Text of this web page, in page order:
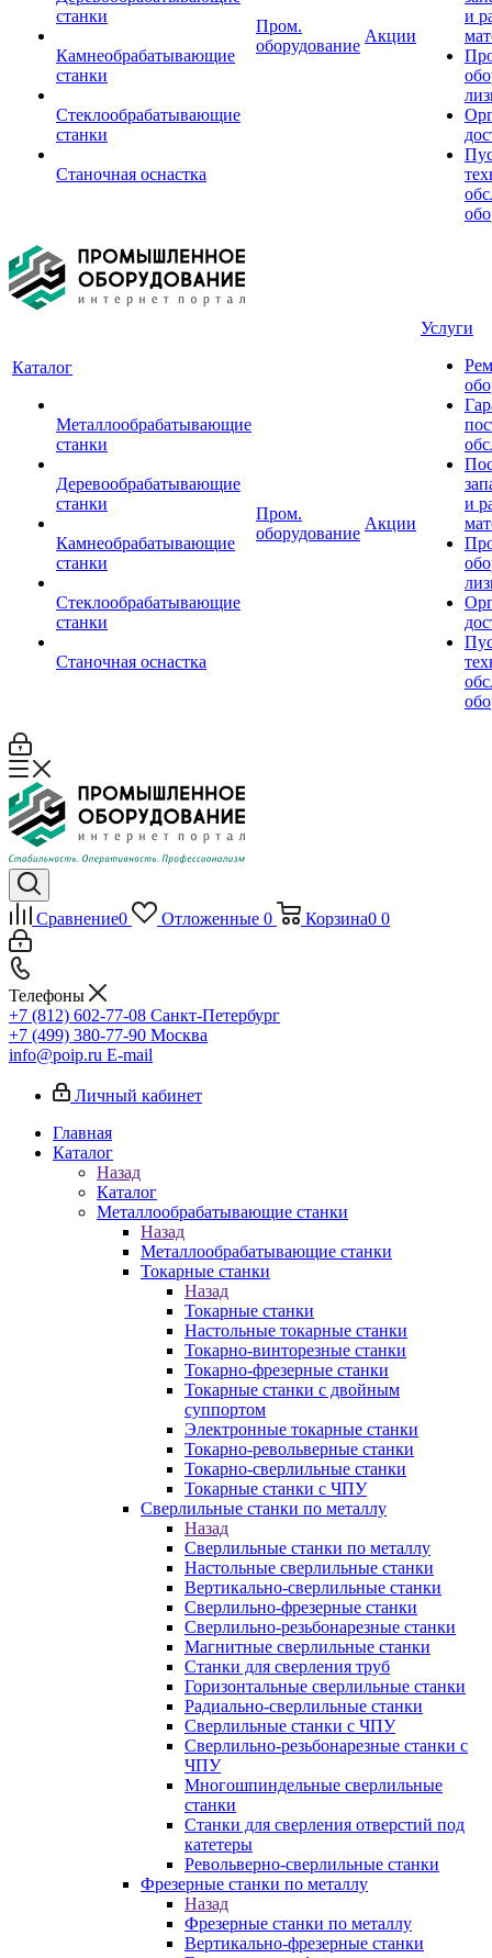
станки
Камнеобрабатывающие
станки
Стеклообрабатывающие
станки
Станочная оснастка
Пром.
оборудование
Акции
и
Каталог
Металлообрабатывающие
станки
Деревообрабатывающие
станки
Камнеобрабатывающие
станки
Стеклообрабатывающие
станки
Станочная оснастка
Пром.
оборудование
Акции
Услуги
и
Сравнение0 Отложенные 0 Корзина0 0
Телефоны
+7 (812) 602-77-08 Санкт-Петербург
+7 (499) 380-77-90 Москва
info@poip.ru E-mail
Личный кабинет
Главная
Каталог
Назад
Каталог
Металлообрабатывающие станки
Назад
Металлообрабатывающие станки
Токарные станки
Назад
Токарные станки
Настольные токарные станки
Токарно-винторезные станки
Токарно-фрезерные станки
Токарные станки с двойным
суппортом
Электронные токарные станки
Токарно-револьверные станки
Токарно-сверлильные станки
Токарные станки с ЧПУ
Сверлильные станки по металлу
Назад
Сверлильные станки по металлу
Настольные сверлильные станки
Вертикально-сверлильные станки
Сверлильно-фрезерные станки
Сверлильно-резьбонарезные станки
Магнитные сверлильные станки
Станки для сверления труб
Горизонтальные сверлильные станки
Радиально-сверлильные станки
Сверлильные станки с ЧПУ
Сверлильно-резьбонарезные станки с
ЧПУ
Многошпиндельные сверлильные
станки
Станки для сверления отверстий под
катетеры
Револьверно-сверлильные станки
Фрезерные станки по металлу
Назад
Фрезерные станки по металлу
Вертикально-фрезерные станки